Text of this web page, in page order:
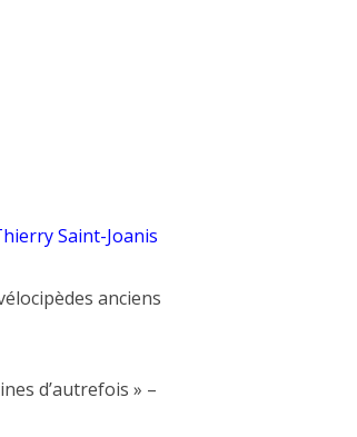
Saint-Joanis
anciens
d’autrefois » –